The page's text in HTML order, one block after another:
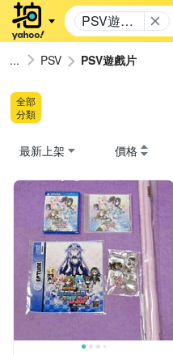
PSV遊戲
片
PSV PSV遊戲片
全部
分類
最新上架 價格